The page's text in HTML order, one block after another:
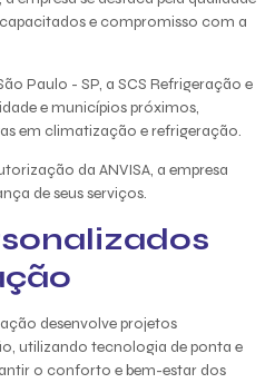
e compromisso com a
Paulo - SP, a SCS Refrigeração e
e municípios próximos,
em climatização e refrigeração.
da ANVISA, a empresa
de seus serviços.
desenvolve projetos
utilizando tecnologia de ponta e
o conforto e bem-estar dos